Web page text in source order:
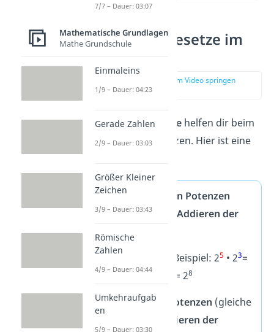
Alle Potenzgesetze im
zur Stelle im Video springen
(00:11)
Die9Potenzgesetzehelfen dir beim
Rechnen mit Potenzen. Hier ist eine
Multiplizieren von Potenzen
(gleiche Basis) →
Addieren der
Exponenten:
xa• x Beispiel: 25 • 23=
= 28
Dividieren von Potenzen (gleiche
→ Subtrahieren der
7/7 – Dauer: 03:07
Mathematische Grundlagen
Mathe Grundschule
Einmaleins
1/9 – Dauer: 04:23
Gerade Zahlen
2/9 – Dauer: 03:03
Größer Kleiner
Zeichen
3/9 – Dauer: 03:43
Römische
Zahlen
4/9 – Dauer: 04:44
Umkehraufgab
en
5/9 – Dauer: 03:30